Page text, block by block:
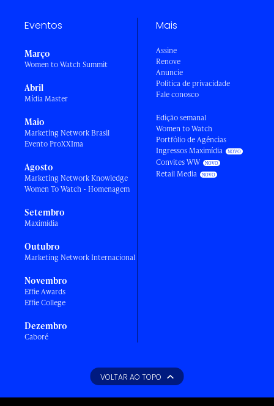
Eventos
Março
Women to Watch Summit
Abril
Mídia Master
Maio
Marketing Network Brasil
Evento ProXXIma
Agosto
Marketing Network Knowledge
Women To Watch - Homenagem
Setembro
Maximídia
Outubro
Marketing Network Internacional
Novembro
Effie Awards
Effie College
Dezembro
Caboré
Mais
Assine
Renove
Anuncie
Política de privacidade
Fale conosco
Edição semanal
Women to Watch
Portfólio de Agências
Ingressos Maximídia
Convites WW
Retail Media
VOLTAR AO TOPO